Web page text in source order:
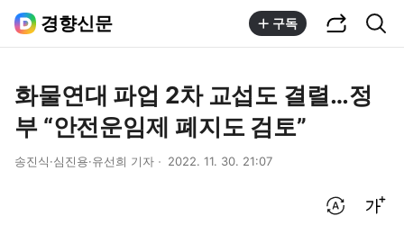
경향신문 구독
화물연대 파업 2차 교섭도 결렬…정
부 “안전운임제 폐지도 검토”
송진식·심진용·유선희 기자 2022. 11. 30. 21:07